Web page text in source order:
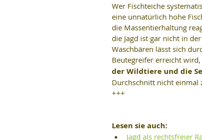
Wer Fischteiche
eine unnatürlich hohe
die Massentierhaltung
die Jagd ist gar nicht in
Waschbären lässt sich
Beutegreifer erreicht
der Wildtiere und die
Durchschnitt nicht einmal
+++
Lesen sie auch:
Jagd als rechtsfreier